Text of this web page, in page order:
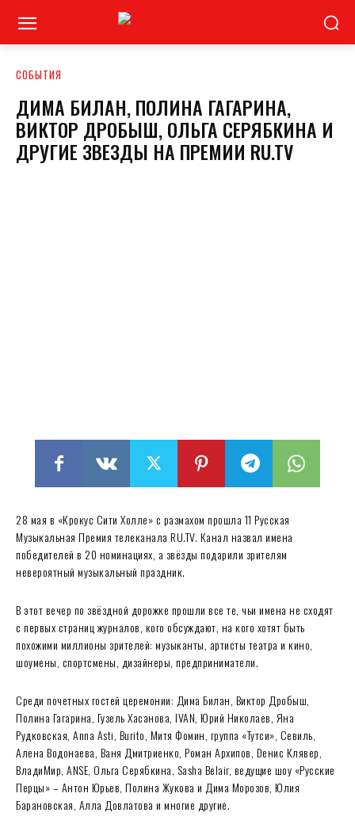
СОБЫТИЯ
ДИМА БИЛАН, ПОЛИНА ГАГАРИНА,
ВИКТОР ДРОБЫШ, ОЛЬГА СЕРЯБКИНА И
ДРУГИЕ ЗВЕЗДЫ НА ПРЕМИИ RU.TV
28 мая в «Крокус Сити Холле» с размахом прошла 11 Русская
Музыкальная Премия телеканала RU.TV. Канал назвал имена
победителей в 20 номинациях, а звёзды подарили зрителям
невероятный музыкальный праздник.
В этот вечер по звёздной дорожке прошли все те, чьи имена не сходят
с первых страниц журналов, кого обсуждают, на кого хотят быть
похожими миллионы зрителей: музыканты, артисты театра и кино,
шоумены, спортсмены, дизайнеры, предприниматели.
Среди почетных гостей церемонии: Дима Билан, Виктор Дробыш,
Полина Гагарина, Гузель Хасанова, IVAN, Юрий Николаев, Яна
Рудковская, Anna Asti, Burito, Митя Фомин, группа «Тутси», Севиль,
Алена Водонаева, Ваня Дмитриенко, Роман Архипов, Dенис Клявер,
ВладиМир, ANSE, Ольга Серябкина, Sasha Belair, ведущие шоу «Русские
Перцы» – Антон Юрьев, Полина Жукова и Дима Морозов, Юлия
Барановская, Алла Довлатова и многие другие.